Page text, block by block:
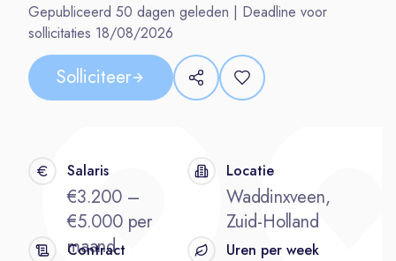
Gepubliceerd 50 dagen geleden | Deadline voor
sollicitaties 18/08/2026
Solliciteer
Salaris
€3.200 –
€5.000 per
maand
Locatie
Waddinxveen,
Zuid-Holland
Contract Uren per week